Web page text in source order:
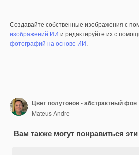
Создавайте собственные изображения с
изображений ИИ и редактируйте их с
фотографий на основе ИИ.
Цвет полутонов - абстрактный фон
Mateus Andre
Вам также могут понравиться